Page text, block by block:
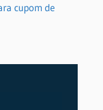
cupom de